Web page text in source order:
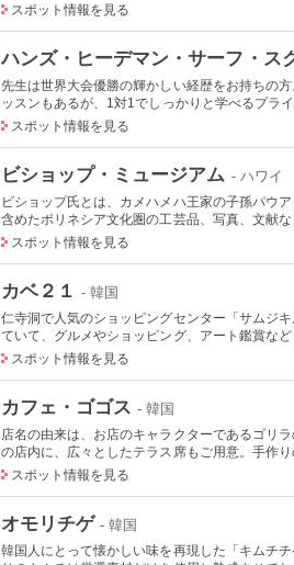
スポット情報を見る
ハンズ・ヒーデマン・サーフ・ス
先生は世界大会優勝の輝かしい経歴をお持ちの
ッスンもあるが、1対1でしっかりと学べるプラ
スポット情報を見る
ビショップ・ミュージアム - ハワイ
ビショップ氏とは、カメハメハ王家の子孫パウ
含めたポリネシア文化圏の工芸品、写真、文献
スポット情報を見る
カベ２１ - 韓国
仁寺洞で人気のショッピングセンター「サムジ
ていて、グルメやショッピング、アート鑑賞な
スポット情報を見る
カフェ・ゴゴス - 韓国
店名の由来は、お店のキャラクターであるゴリ
の店内に、広々としたテラス席もご用意。手作
スポット情報を見る
オモリチゲ - 韓国
韓国人にとって懐かしい味を再現した「キムチ